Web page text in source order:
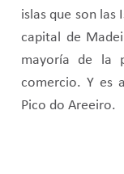
islas que son las
capital de
mayoría de la
comercio. Y es
Pico do Areeiro.